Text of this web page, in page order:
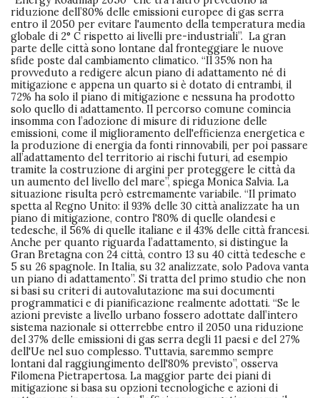
riduzione dell’80% delle emissioni europee di gas serra
entro il 2050 per evitare l'aumento della temperatura media
globale di 2° C rispetto ai livelli pre-industriali”. La gran
parte delle città sono lontane dal fronteggiare le nuove
sfide poste dal cambiamento climatico. “Il 35% non ha
provveduto a redigere alcun piano di adattamento né di
mitigazione e appena un quarto si è dotato di entrambi, il
72% ha solo il piano di mitigazione e nessuna ha prodotto
solo quello di adattamento. Il percorso comune comincia
insomma con l’adozione di misure di riduzione delle
emissioni, come il miglioramento dell'efficienza energetica e
la produzione di energia da fonti rinnovabili, per poi passare
all’adattamento del territorio ai rischi futuri, ad esempio
tramite la costruzione di argini per proteggere le città da
un aumento del livello del mare”, spiega Monica Salvia. La
situazione risulta però estremamente variabile. “Il primato
spetta al Regno Unito: il 93% delle 30 città analizzate ha un
piano di mitigazione, contro l'80% di quelle olandesi e
tedesche, il 56% di quelle italiane e il 43% delle città francesi.
Anche per quanto riguarda l’adattamento, si distingue la
Gran Bretagna con 24 città, contro 13 su 40 città tedesche e
5 su 26 spagnole. In Italia, su 32 analizzate, solo Padova vanta
un piano di adattamento”. Si tratta del primo studio che non
si basi su criteri di autovalutazione ma sui documenti
programmatici e di pianificazione realmente adottati. “Se le
azioni previste a livello urbano fossero adottate dall’intero
sistema nazionale si otterrebbe entro il 2050 una riduzione
del 37% delle emissioni di gas serra degli 11 paesi e del 27%
dell'Ue nel suo complesso. Tuttavia, saremmo sempre
lontani dal raggiungimento dell'80% previsto”, osserva
Filomena Pietrapertosa. La maggior parte dei piani di
mitigazione si basa su opzioni tecnologiche e azioni di